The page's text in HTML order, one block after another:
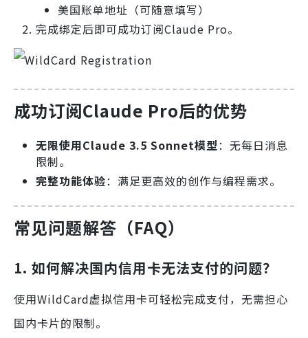
美国账单地址（可随意填写）
完成绑定后即可成功订阅Claude Pro。
成功订阅Claude Pro后的优势
无限使用Claude 3.5 Sonnet模型：无每日消息
限制。
完整功能体验：满足更高效的创作与编程需求。
常见问题解答（FAQ）
1. 如何解决国内信用卡无法支付的问题？
使用WildCard虚拟信用卡可轻松完成支付，无需担心
国内卡片的限制。